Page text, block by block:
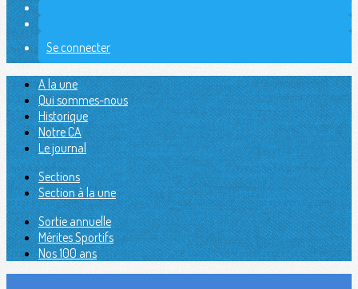
Se connecter
A la une
Qui sommes-nous
Historique
Notre CA
Le journal
Sections
Section à la une
Sortie annuelle
Mérites Sportifs
Nos 100 ans